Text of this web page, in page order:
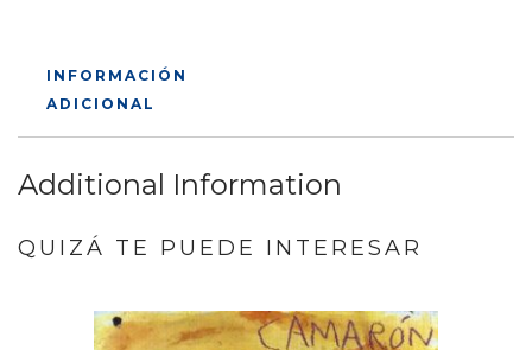
INFORMACIÓN
ADICIONAL
Additional Information
QUIZÁ TE PUEDE INTERESAR